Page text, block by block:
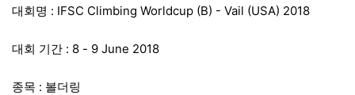
대회명 : IFSC Climbing Worldcup (B) - Vail (USA) 2018
대회 기간 : 8 - 9 June 2018
종목 : 볼더링